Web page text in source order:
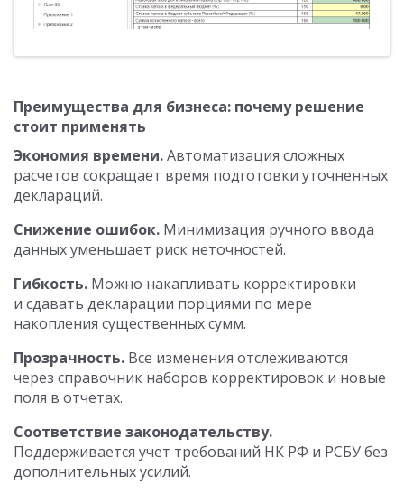
Преимущества для бизнеса: почему решение
стоит применять
Экономия времени.Автоматизация сложных
расчетов сокращает время подготовки уточненных
деклараций.
Снижение ошибок. Минимизация ручного ввода
данных уменьшает риск неточностей.
Гибкость. Можно накапливать корректировки
и сдавать декларации порциями по мере
накопления существенных сумм.
Прозрачность. Все изменения отслеживаются
через справочник наборов корректировок и новые
поля в отчетах.
Соответствие законодательству.
Поддерживается учет требований НК РФ и РСБУ без
дополнительных усилий.